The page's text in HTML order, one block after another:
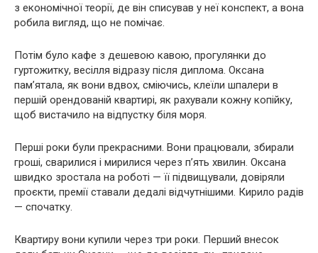
з економічної теорії, де він списував у неї конспект, а вона
робила вигляд, що не помічає.
Потім було кафе з дешевою кавою, прогулянки до
гуртожитку, весілля відразу після диплома. Оксана
пам’ятала, як вони вдвох, сміючись, клеїли шпалери в
першій орендованій квартирі, як рахували кожну копійку,
щоб вистачило на відпустку біля моря.
Перші роки були прекрасними. Вони працювали, збирали
гроші, сварилися і мирилися через п’ять хвилин. Оксана
швидко зростала на роботі — її підвищували, довіряли
проєкти, премії ставали дедалі відчутнішими. Кирило радів
— спочатку.
Квартиру вони купили через три роки. Перший внесок